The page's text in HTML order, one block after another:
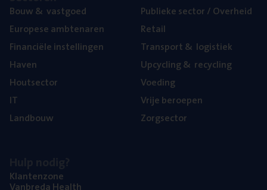
Bouw& vastgoed
Euro­pe­se ambtenaren
Finan­ci­ë­le instellingen
Haven
Hout­sec­tor
IT
Land­bouw
Publie­ke sec­tor / Overheid
Retail
Trans­port& logistiek
Upcy­cling& recycling
Voe­ding
Vrije beroe­pen
Zorg­sec­tor
Klan­ten­zo­ne
Van­b­re­da Health